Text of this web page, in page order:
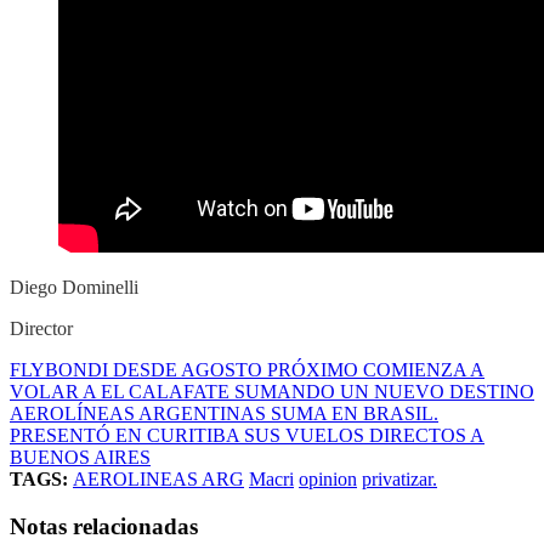
Diego Dominelli
Director
FLYBONDI DESDE AGOSTO PRÓXIMO COMIENZA A
VOLAR A EL CALAFATE SUMANDO UN NUEVO DESTINO
AEROLÍNEAS ARGENTINAS SUMA EN BRASIL.
PRESENTÓ EN CURITIBA SUS VUELOS DIRECTOS A
BUENOS AIRES
TAGS: AEROLINEAS ARG Macri opinion privatizar.
Notas relacionadas